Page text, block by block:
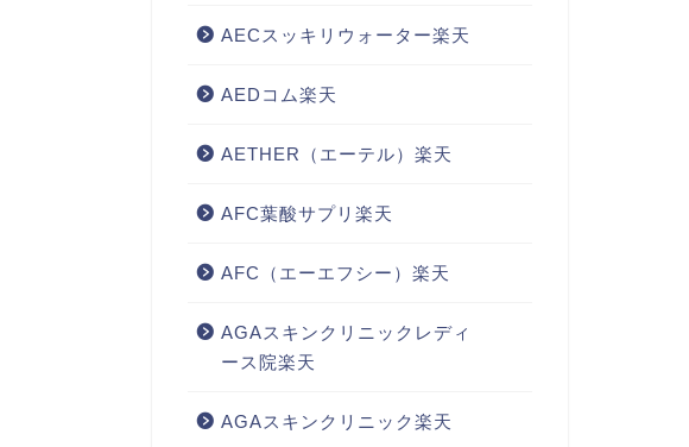
AECスッキリウォーター楽天
AEDコム楽天
AETHER（エーテル）楽天
AFC葉酸サプリ楽天
AFC（エーエフシー）楽天
AGAスキンクリニックレディ
ース院楽天
AGAスキンクリニック楽天